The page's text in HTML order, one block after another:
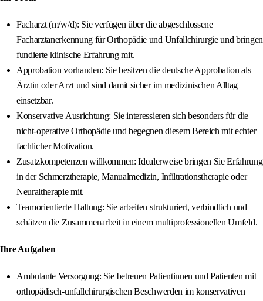
Facharzt (m/w/d): Sie verfügen über die abgeschlossene
Facharztanerkennung für Orthopädie und Unfallchirurgie und bringen
fundierte klinische Erfahrung mit.
Approbation vorhanden: Sie besitzen die deutsche Approbation als
Ärztin oder Arzt und sind damit sicher im medizinischen Alltag
einsetzbar.
Konservative Ausrichtung: Sie interessieren sich besonders für die
nicht-operative Orthopädie und begegnen diesem Bereich mit echter
fachlicher Motivation.
Zusatzkompetenzen willkommen: Idealerweise bringen Sie Erfahrung
in der Schmerztherapie, Manualmedizin, Infiltrationstherapie oder
Neuraltherapie mit.
Teamorientierte Haltung: Sie arbeiten strukturiert, verbindlich und
schätzen die Zusammenarbeit in einem multiprofessionellen Umfeld.
Ihre Aufgaben
Ambulante Versorgung: Sie betreuen Patientinnen und Patienten mit
orthopädisch-unfallchirurgischen Beschwerden im konservativen